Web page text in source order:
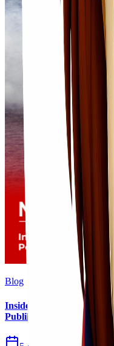
Blog
Insiden Kebakaran KM
Publik